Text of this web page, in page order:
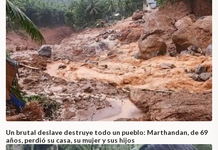
Un brutal deslave destruye todo un pueblo: Marthandan, de 69
años, perdió su casa, su mujer y sus hijos